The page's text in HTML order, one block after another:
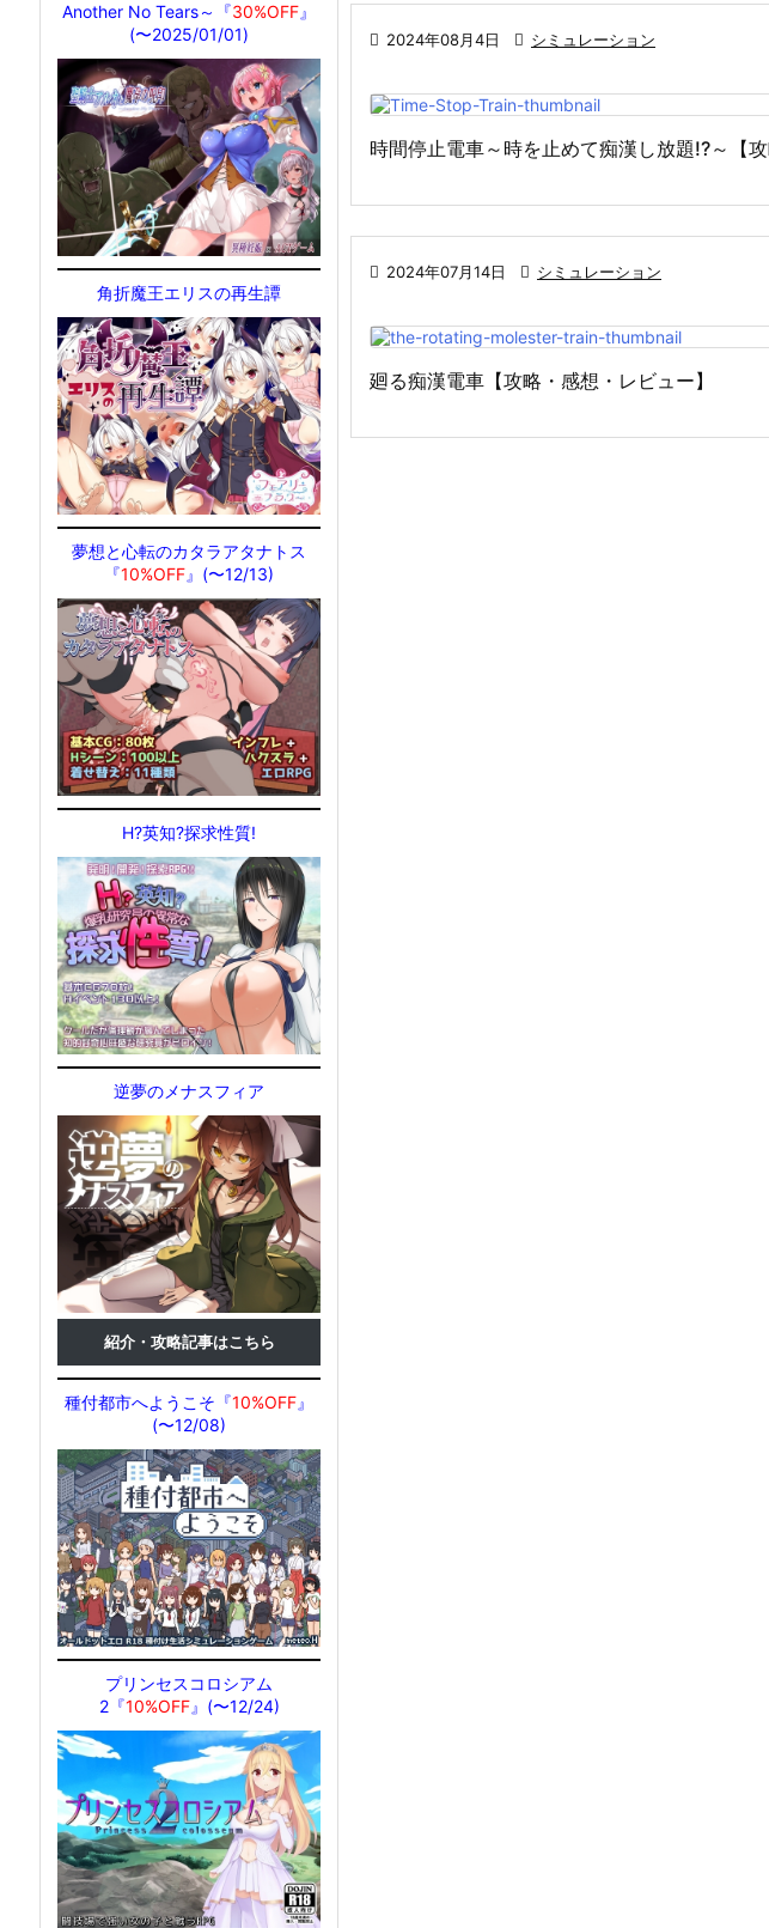
 2024年08月4日  シミュレーション
時間停止電車～時を止めて痴漢し放題!?～【攻
 2024年07月14日  シミュレーション
廻る痴漢電車【攻略・感想・レビュー】
Another No Tears～『30%OFF』
(〜2025/01/01)
角折魔王エリスの再生譚
夢想と心転のカタラアタナトス
『10%OFF』(〜12/13)
H?英知?探求性質!
逆夢のメナスフィア
紹介・攻略記事はこちら
種付都市へようこそ『10%OFF』
(〜12/08)
プリンセスコロシアム
2『10%OFF』(〜12/24)